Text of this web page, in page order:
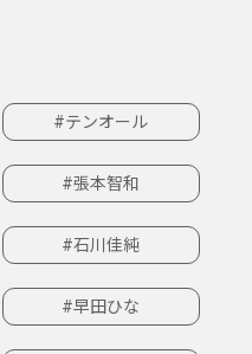
#テンオール
#張本智和
#石川佳純
#早田ひな